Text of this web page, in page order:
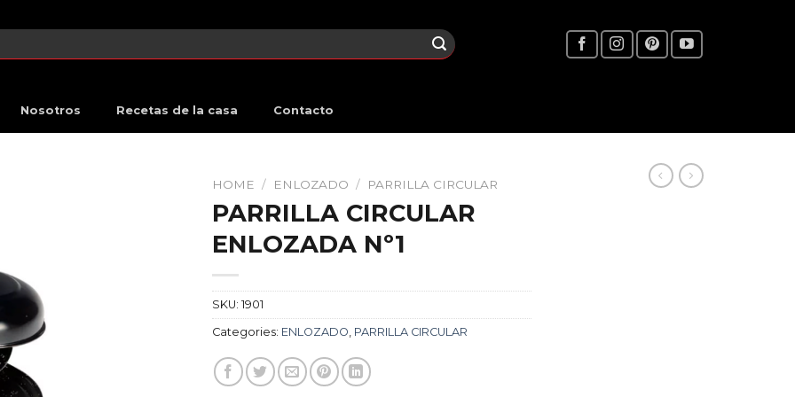
Nosotros Recetas de la casa Contacto
HOME / ENLOZADO / PARRILLA CIRCULAR
PARRILLA CIRCULAR
ENLOZADA Nº1
SKU: 1901
Categories: ENLOZADO PARRILLA CIRCULAR